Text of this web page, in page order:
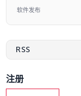
软件发布
RSS
注册